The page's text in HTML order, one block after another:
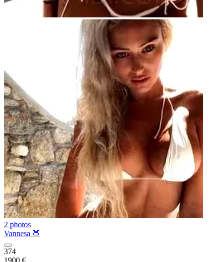
2 photos
Vannesa 🍑
374
1900 €